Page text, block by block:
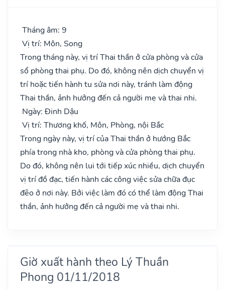
Tháng âm: 9
Vị trí: Môn, Song
Trong tháng này, vị trí Thai thần ở cửa phòng và cửa
sổ phòng thai phụ. Do đó, không nên dịch chuyển vị
trí hoặc tiến hành tu sửa nơi này, tránh làm động
Thai thần, ảnh hưởng đến cả người mẹ và thai nhi.
Ngày: Đinh Dậu
Vị trí: Thương khố, Môn, Phòng, nội Bắc
Trong ngày này, vị trí của Thai thần ở hướng Bắc
phía trong nhà kho, phòng và cửa phòng thai phụ.
Do đó, không nên lui tới tiếp xúc nhiều, dịch chuyển
vị trí đồ đạc, tiến hành các công việc sửa chữa đục
đẽo ở nơi này. Bởi việc làm đó có thể làm động Thai
thần, ảnh hưởng đến cả người mẹ và thai nhi.
Giờ xuất hành theo Lý Thuần
Phong 01/11/2018